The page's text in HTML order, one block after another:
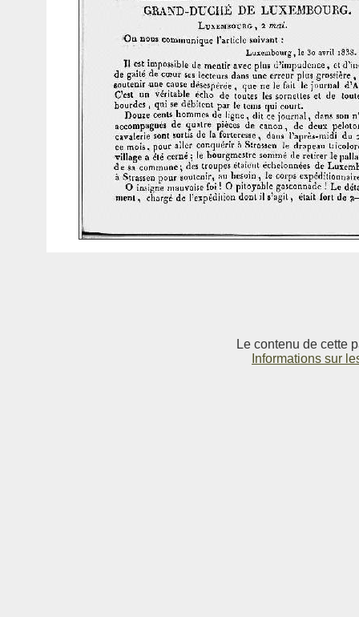
Le contenu de cette
Informations sur